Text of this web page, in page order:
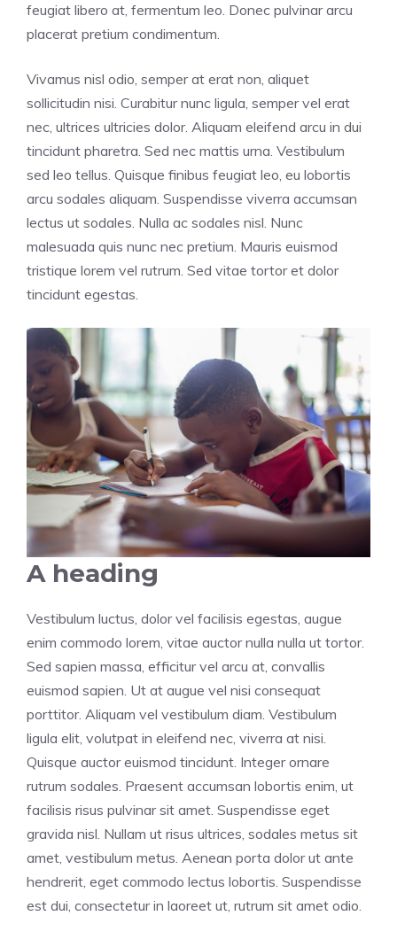
feugiat libero at, fermentum leo. Donec pulvinar arcu
placerat pretium condimentum.
Vivamus nisl odio, semper at erat non, aliquet
sollicitudin nisi. Curabitur nunc ligula, semper vel erat
nec, ultrices ultricies dolor. Aliquam eleifend arcu in dui
tincidunt pharetra. Sed nec mattis urna. Vestibulum
sed leo tellus. Quisque finibus feugiat leo, eu lobortis
arcu sodales aliquam. Suspendisse viverra accumsan
lectus ut sodales. Nulla ac sodales nisl. Nunc
malesuada quis nunc nec pretium. Mauris euismod
tristique lorem vel rutrum. Sed vitae tortor et dolor
tincidunt egestas.
A heading
Vestibulum luctus, dolor vel facilisis egestas, augue
enim commodo lorem, vitae auctor nulla nulla ut tortor.
Sed sapien massa, efficitur vel arcu at, convallis
euismod sapien. Ut at augue vel nisi consequat
porttitor. Aliquam vel vestibulum diam. Vestibulum
ligula elit, volutpat in eleifend nec, viverra at nisi.
Quisque auctor euismod tincidunt. Integer ornare
rutrum sodales. Praesent accumsan lobortis enim, ut
facilisis risus pulvinar sit amet. Suspendisse eget
gravida nisl. Nullam ut risus ultrices, sodales metus sit
amet, vestibulum metus. Aenean porta dolor ut ante
hendrerit, eget commodo lectus lobortis. Suspendisse
est dui, consectetur in laoreet ut, rutrum sit amet odio.